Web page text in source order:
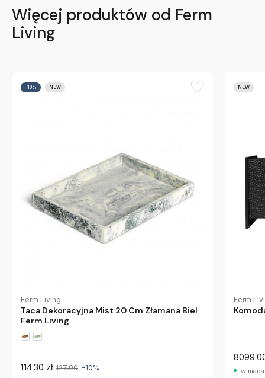
Więcej produktów od Ferm
Living
-10% NEW
Ferm Living
Taca Dekoracyjna Mist 20 Cm Złamana Biel
Ferm Living
114.30 zł 127.00 -10%
NEW
Ferm
w